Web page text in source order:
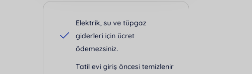
Elektrik, su ve tüpgaz
giderleri için ücret
ödemezsiniz.
Tatil evi giriş öncesi temizlenir